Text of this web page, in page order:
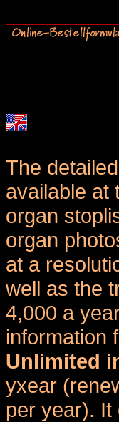
The
available at
organ
organ
at a
well as the
4,000 a
information
Unlimited
yxear
per year). It